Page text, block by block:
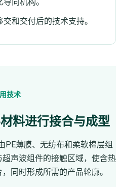
和交付后的技术支持。
技术
料进行接合与成型
PE薄膜、无纺布和柔软棉层组
声波组件的接触区域，使含热
同时形成所需的产品轮廓。